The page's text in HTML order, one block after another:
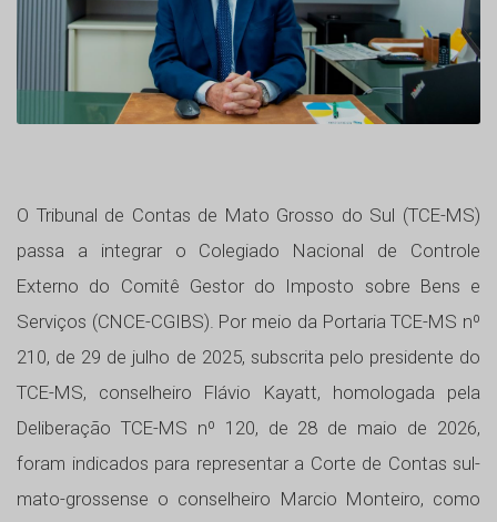
O Tribunal de Contas de Mato Grosso do Sul (TCE-MS)
passa a integrar o Colegiado Nacional de Controle
Externo do Comitê Gestor do Imposto sobre Bens e
Serviços (CNCE-CGIBS). Por meio da Portaria TCE-MS nº
210, de 29 de julho de 2025, subscrita pelo presidente do
TCE-MS, conselheiro Flávio Kayatt, homologada pela
Deliberação TCE-MS nº 120, de 28 de maio de 2026,
foram indicados para representar a Corte de Contas sul-
mato-grossense o conselheiro Marcio Monteiro, como